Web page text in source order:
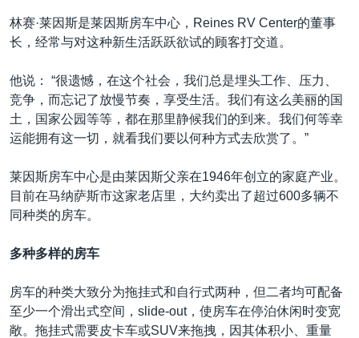
林赛·莱因斯是莱因斯房车中心，Reines RV Center的董事
长，经常与对这种新生活跃跃欲试的顾客打交道。
他说： “很遗憾，在这个社会，我们总是埋头工作、压力、
竞争，而忘记了放慢节奏，享受生活。我们有这么美丽的国
土，国家公园等等，都在那里静候我们的到来。我们何等幸
运能拥有这一切，就看我们要以何种方式去欣赏了。”
莱因斯房车中心是由莱因斯父亲在1946年创立的家庭产业。
目前在马纳萨斯市这家老店里，大约卖出了超过600多辆不
同种类的房车。
多种多样的房车
房车的种类大致分为拖挂式和自行式两种，但二者均可配备
至少一个滑出式空间，slide-out，使房车在停泊休闲时变宽
敞。拖挂式需要皮卡车或SUV来拖拽，因其体积小、重量